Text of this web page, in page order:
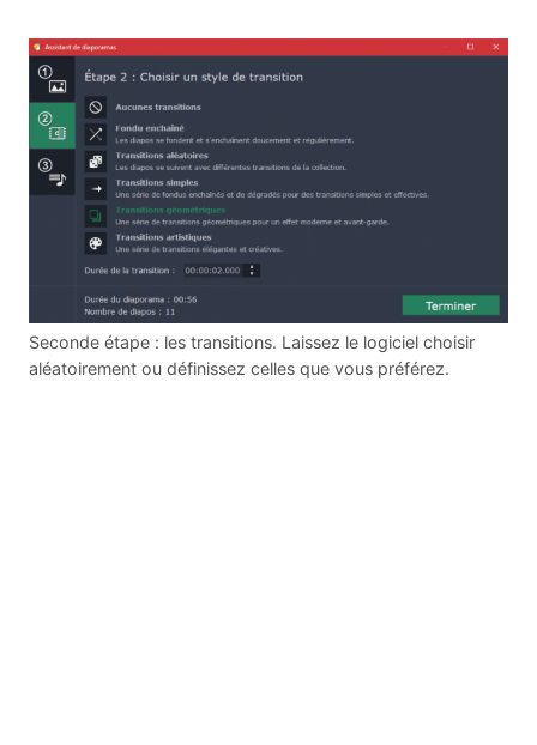
Seconde étape : les transitions. Laissez le logiciel choisir
aléatoirement ou définissez celles que vous préférez.